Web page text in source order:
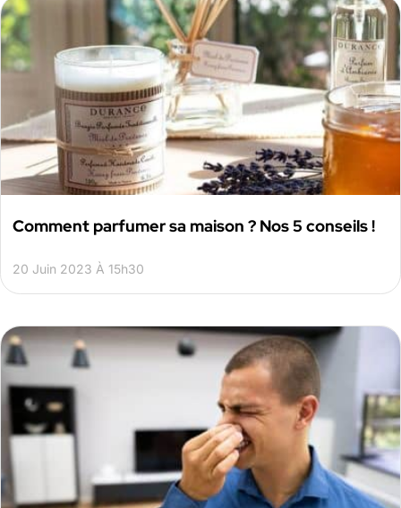
Comment parfumer sa maison ? Nos 5 conseils !
20 Juin 2023 À 15h30